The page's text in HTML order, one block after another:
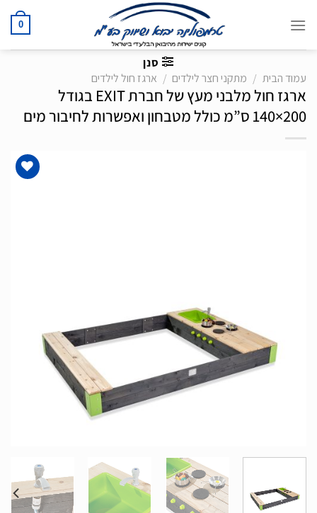
0
סנן
עמוד הבית
/ מתקני חצר לילדים / ארגז חול לילדים
ארגז חול מלבני מעץ של חברת EXIT בגודל
200×140 ס”מ כולל מטבחון ואפשרות לחיבור מים